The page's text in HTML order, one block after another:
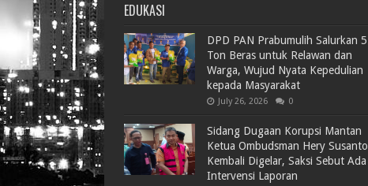
EDUKASI
DPD PAN Prabumulih Salurkan 5
Ton Beras untuk Relawan dan
Warga, Wujud Nyata Kepedulian
kepada Masyarakat
July 26, 2026 0
Sidang Dugaan Korupsi Mantan
Ketua Ombudsman Hery Susanto
Kembali Digelar, Saksi Sebut Ada
Intervensi Laporan